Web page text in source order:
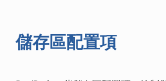
儲存區配置項